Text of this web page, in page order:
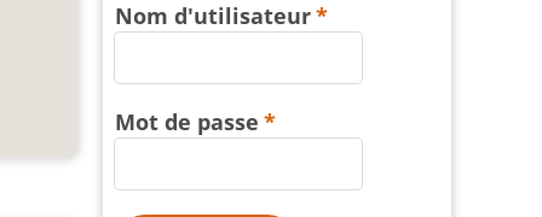
Nom d'utilisateur
Mot de passe